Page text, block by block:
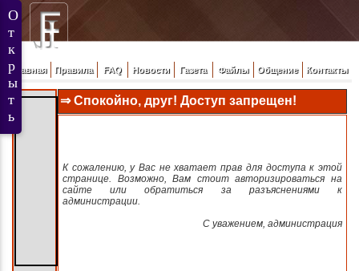
Главная Правила FAQ Новости Газета Файлы Общение Контакты
⇒ Спокойно, друг! Доступ запрещен!
К сожалению, у Вас не хватает прав для доступа к этой
странице. Возможно, Вам стоит авторизироваться на
сайте или обратиться за разъяснениями к
администрации.
C уважением, администрация